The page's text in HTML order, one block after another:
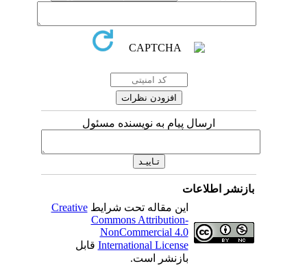
ارسال پیام به نویسنده مسئول
بازنشر اطلاعات
این مقاله تحت شرایطCreative
Commons Attribution-
NonCommercial 4.0
International Licenseقابل
بازنشر است.